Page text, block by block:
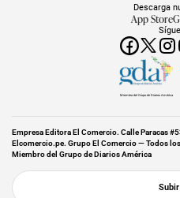
Descarga
App Store
Miembro del Grupo de Diarios América
Empresa Editora El Comercio. Calle Paracas
Elcomercio.pe. Grupo El Comercio — Todos
Miembro del Grupo de Diarios América
Subir